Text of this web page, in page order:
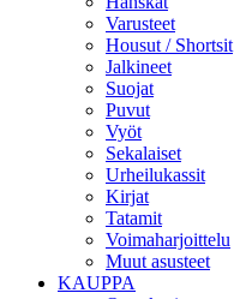
Varusteet
Housut / Shortsit
Jalkineet
Suojat
Puvut
Vyöt
Sekalaiset
Urheilukassit
Kirjat
Tatamit
Voimaharjoittelu
Muut asusteet
KAUPPA